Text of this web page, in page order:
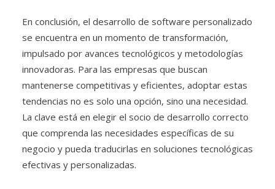
En conclusión, el desarrollo de software personalizado
se encuentra en un momento de transformación,
impulsado por avances tecnológicos y metodologías
innovadoras. Para las empresas que buscan
mantenerse competitivas y eficientes, adoptar estas
tendencias no es solo una opción, sino una necesidad.
La clave está en elegir el socio de desarrollo correcto
que comprenda las necesidades específicas de su
negocio y pueda traducirlas en soluciones tecnológicas
efectivas y personalizadas.